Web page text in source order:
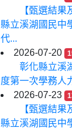
【甄選結
縣立溪湖國民中
代...
2026-07-20
彰化縣立溪
度第一次學務人
2026-07-23
【甄選結
縣立溪湖國民中